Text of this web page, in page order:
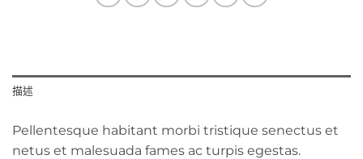
描述
Pellentesque habitant morbi tristique senectus et
netus et malesuada fames ac turpis egestas.